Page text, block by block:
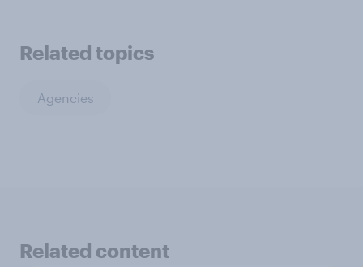
Related topics
Agencies
Related content